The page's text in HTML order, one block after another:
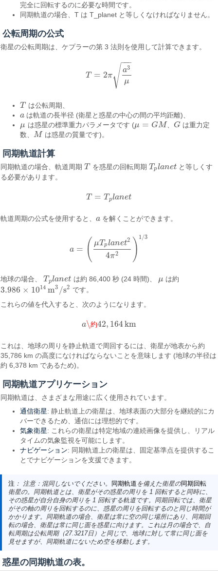
完全に回転するのに必要な時間です。
同期軌道の場合、T は T_planet と等しくなければなりません。
公転周期の公式
衛星の公転周期は、ケプラーの第 3 法則を使用して計算できます。
T = 2π
a3
μ
−−
−
√
T= 2πa 3μ
T
T は公転周期、
a
a は軌道の長半径 (衛星と惑星の中心の間の平均距離)、
μ
μ は惑星の標準重力パラメータです (μ = GM
μ= GM 、 G
G は重力定
数、 M
M は惑星の質量です)。
同期軌道計算
同期軌道の場合、軌道周期T
T を惑星の回転周期 Tplanet
Tplanet
と等しくす
る必要があります。
T = Tplanet
T= Tplanet
軌道周期の公式を使用すると、a
a を解くことができます。
a = ( μTplanet2
4π2 ) 1/3
a= μ Tplanet24π2) 1/
地球の場合、Tplanet
Tplanet は約 86,400 秒 (24 時間)、 μ
μ は約
3.986 × 1014 m3 /s2
3.986× 10 14m3 /s2
です。
これらの値を代入すると、次のようになります。
a\約42, 164km
a\約42, 164km
これは、地球の周りを静止軌道で周回するには、衛星が地表から約
35,786 km の高度になければならないことを意味します (地球の半径は
約 6,378 km であるため)。
同期軌道アプリケーション
同期軌道は、さまざまな用途に広く使用されています。
通信衛星: 静止軌道上の衛星は、地球表面の大部分を継続的にカ
バーできるため、通信には理想的です。
気象衛星: これらの衛星は特定地域の連続画像を提供し、リアル
タイムの気象監視を可能にします。
ナビゲーション: 同期軌道上の衛星は、固定基準点を提供するこ
とでナビゲーションを支援できます。
注 ： 注意：混同しないでください。 同期軌道 を備えた衛星の同期回転
衛星の。同期軌道とは、衛星がその惑星の周りを 1 回転すると同時に、
その惑星が自分自身の周りを 1 回転する軌道です。同期回転では、衛星
がその軸の周りを回転するのに、惑星の周りを回転するのと同じ時間が
かかります。同期軌道の場合、衛星は常に空の同じ場所にあり、同期回
転の場合、衛星は常に同じ面を惑星に向けます。これは月の場合で、自
転周期は公転周期（27.3217日）と同じで、地球に対して常に同じ面を
見せますが、同期軌道にないため空を移動します。
惑星の同期軌道の表。